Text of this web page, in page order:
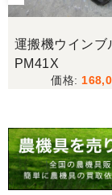
広島県／
心地よい
またお願
りがとう
運搬機ウインブ
PM41X